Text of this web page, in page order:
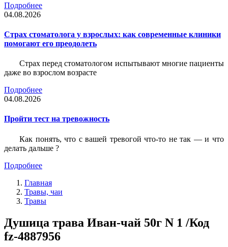
Подробнее
04.08.2026
Страх стоматолога у взрослых: как современные клиники
помогают его преодолеть
Страх перед стоматологом испытывают многие пациенты
даже во взрослом возрасте
Подробнее
04.08.2026
Пройти тест на тревожность
Как понять, что с вашей тревогой что-то не так — и что
делать дальше ?
Подробнее
Главная
Травы, чаи
Травы
Душица трава Иван-чай 50г N 1 /Код
fz-4887956